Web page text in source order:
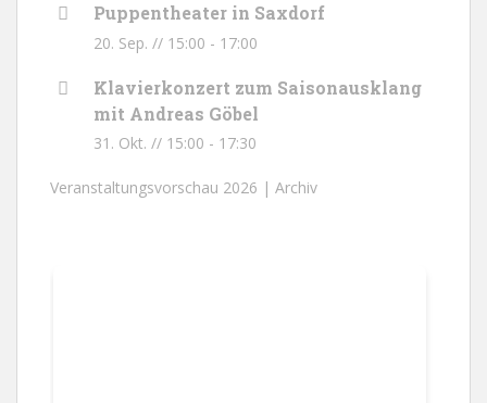
Puppentheater in Saxdorf
20. Sep. // 15:00 - 17:00
Klavierkonzert zum Saisonausklang
mit Andreas Göbel
31. Okt. // 15:00 - 17:30
Veranstaltungsvorschau 2026 | Archiv